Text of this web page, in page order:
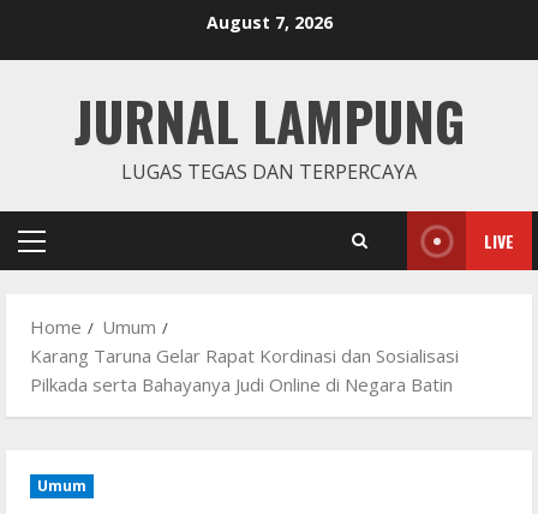
August 7, 2026
JURNAL LAMPUNG
LUGAS TEGAS DAN TERPERCAYA
Primary
LIVE
Home
Umum
Karang Taruna Gelar Rapat Kordinasi dan Sosialisasi
Pilkada serta Bahayanya Judi Online di Negara Batin
Umum